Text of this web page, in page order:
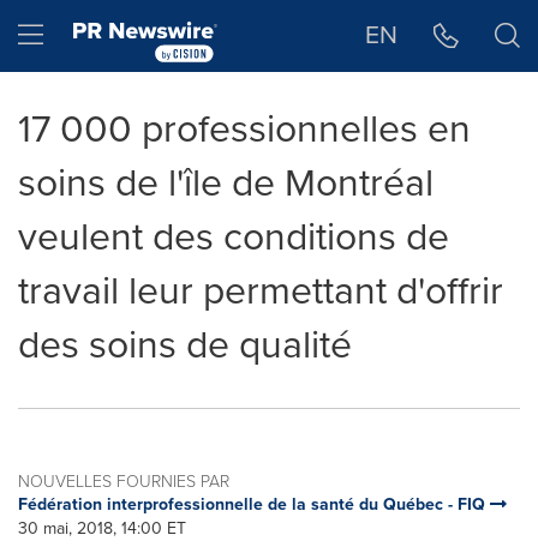
Hamburger menu EN
17 000 professionnelles en
soins de l'île de Montréal
veulent des conditions de
travail leur permettant d'offrir
des soins de qualité
NOUVELLES FOURNIES PAR
Fédération interprofessionnelle de la santé du Québec - FIQ
30 mai, 2018, 14:00 ET